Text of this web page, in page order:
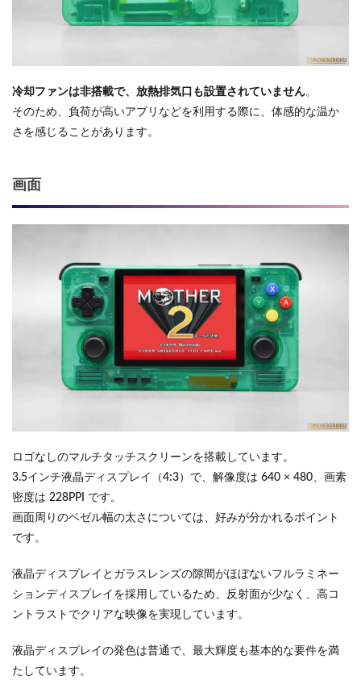
冷却ファンは非搭載で、放熱排気口も設置されていません。
そのため、負荷が高いアプリなどを利用する際に、体感的な温か
さを感じることがあります。
画面
ロゴなしのマルチタッチスクリーンを搭載しています。
3.5インチ液晶ディスプレイ（4:3）で、解像度は 640 × 480、画素
密度は 228PPI です。
画面周りのベゼル幅の太さについては、好みが分かれるポイント
です。
液晶ディスプレイとガラスレンズの隙間がほぼないフルラミネー
ションディスプレイを採用しているため、反射面が少なく、高コ
ントラストでクリアな映像を実現しています。
液晶ディスプレイの発色は普通で、最大輝度も基本的な要件を満
たしています。